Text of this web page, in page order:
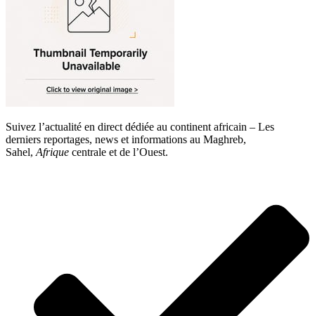
Suivez l’actualité en direct dédiée au continent africain – Les
derniers reportages, news et informations au Maghreb,
Sahel, Afrique centrale et de l’Ouest.